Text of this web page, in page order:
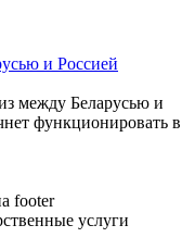
и Россией
между Беларусью и
функционировать в
услуги